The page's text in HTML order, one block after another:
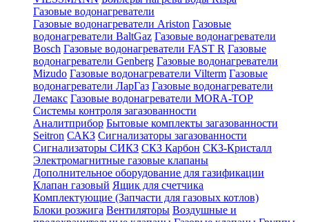
Газовые водонагреватели
Газовые водонагреватели Ariston Газовые
водонагреватели BaltGaz Газовые водонагреватели
Bosch Газовые водонагреватели FAST R Газовые
водонагреватели Genberg Газовые водонагреватели
Mizudo Газовые водонагреватели Vilterm Газовые
водонагреватели ЛарГаз Газовые водонагреватели
Лемакс Газовые водонагреватели MORA-TOP
Системы контроля загазованности
Аналитприбор Бытовые комплекты загазованности
Seitron САКЗ Сигнализаторы загазованности
Сигнализаторы СИКЗ СКЗ Карбон СКЗ-Кристалл
Электромагнитные газовые клапаны
Дополнительное оборудование для газификации
Клапан газовый Ящик для счетчика
Комплектующие (Запчасти для газовых котлов)
Блоки розжига Вентиляторы Воздушные и